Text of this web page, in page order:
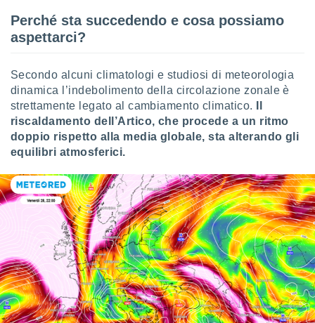
Perché sta succedendo e cosa possiamo
aspettarci?
Secondo alcuni climatologi e studiosi di meteorologia
dinamica l’indebolimento della circolazione zonale è
strettamente legato al cambiamento climatico.
riscaldamento dell’Artico, che procede a un ritmo
doppio rispetto alla media globale, sta alterando gli
equilibri atmosferici.